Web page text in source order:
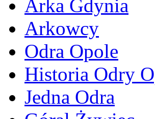
Arka Gdynia
Arkowcy
Odra Opole
Historia Odry
Jedna Odra